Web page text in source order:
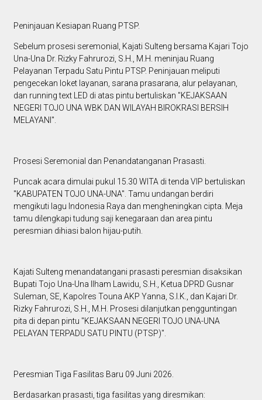
Peninjauan Kesiapan Ruang PTSP.
Sebelum prosesi seremonial, Kajati Sulteng bersama Kajari Tojo
Una-Una Dr. Rizky Fahrurozi, S.H., M.H. meninjau Ruang
Pelayanan Terpadu Satu Pintu PTSP. Peninjauan meliputi
pengecekan loket layanan, sarana prasarana, alur pelayanan,
dan running text LED di atas pintu bertuliskan "KEJAKSAAN
NEGERI TOJO UNA WBK DAN WILAYAH BIROKRASI BERSIH
MELAYANI".
Prosesi Seremonial dan Penandatanganan Prasasti.
Puncak acara dimulai pukul 15.30 WITA di tenda VIP bertuliskan
"KABUPATEN TOJO UNA-UNA". Tamu undangan berdiri
mengikuti lagu Indonesia Raya dan mengheningkan cipta. Meja
tamu dilengkapi tudung saji kenegaraan dan area pintu
peresmian dihiasi balon hijau-putih.
Kajati Sulteng menandatangani prasasti peresmian disaksikan
Bupati Tojo Una-Una Ilham Lawidu, S.H., Ketua DPRD Gusnar
Suleman, SE, Kapolres Touna AKP Yanna, S.I.K., dan Kajari Dr.
Rizky Fahrurozi, S.H., M.H. Prosesi dilanjutkan pengguntingan
pita di depan pintu "KEJAKSAAN NEGERI TOJO UNA-UNA
PELAYAN TERPADU SATU PINTU (PTSP)".
Peresmian Tiga Fasilitas Baru 09 Juni 2026.
Berdasarkan prasasti, tiga fasilitas yang diresmikan: